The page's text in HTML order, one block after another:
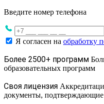
Введите номер телефона
Я согласен на обработку
Более 2500+ программ
образовательных программ
Своя лицензия
документы,